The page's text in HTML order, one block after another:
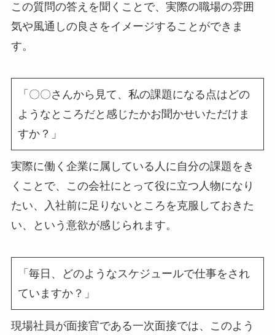
この質問の答えを聞くことで、実際の職場の雰囲
気や風通しの良さをイメージすることができま
す。
「〇〇さんから見て、私の課題になる点はどの
ようなところだと感じたかお聞かせいただけま
すか？」
実際に働く企業に属している人に自分の課題をき
くことで、この会社にとって役に立つ人物になり
たい、入社前に足りないところを克服しておきた
い、という意欲が感じられます。
「毎日、どのようなスケジュールで仕事をされ
ていますか？」
現場社員が面接官である一次面接では、このよう